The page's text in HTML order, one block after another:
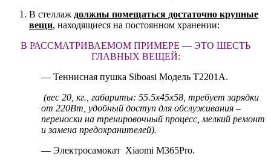
В стеллаж должны помещаться достаточно крупные
вещи, находящиеся на постоянном хранении:
В РАССМАТРИВАЕМОМ ПРИМЕРЕ — ЭТО ШЕСТЬ
ГЛАВНЫХ ВЕЩЕЙ:
— Теннисная пушка Siboasi Модель Т2201А.
(вес 20, кг., габариты: 55.5x45x58, требует зарядки
от 220Вт, удобный доступ для обслуживания –
переноски на тренировочный процесс, мелкий ремонт
и замена предохранителей).
— Электросамокат Xiaomi M365Pro.